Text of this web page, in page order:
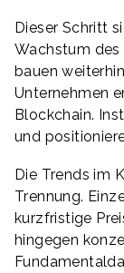
Dieser Schritt
Wachstum
bauen
Unternehmen
Blockchain.
und
Die Trends im
Trennung.
kurzfristige
hingegen